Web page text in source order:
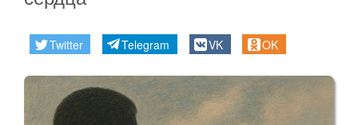
Резет
Расписание
Twitter Telegram VK OK